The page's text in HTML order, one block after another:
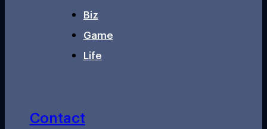
Biz
Game
Life
Contact